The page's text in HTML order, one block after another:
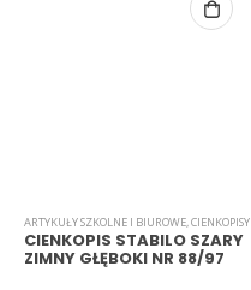
ARTYKUŁY SZKOLNE I BIUROWE,CIENKOPISY
CIENKOPIS STABILO SZARY
ZIMNY GŁĘBOKI NR 88/97